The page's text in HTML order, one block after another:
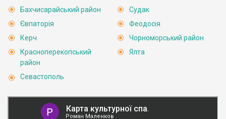
Бахчисарайський район
Євпаторія
Керч
Красноперекопський
район
Севастополь
Судак
Феодосія
Чорноморський район
Ялта